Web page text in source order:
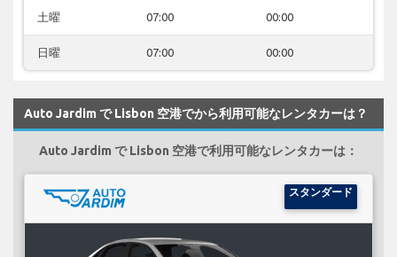
土曜 07:00 00:00
日曜 07:00 00:00
Auto Jardim で Lisbon 空港でから利用可能なレンタカーは？
Auto Jardim で Lisbon 空港で利用可能なレンタカーは：
スタンダード